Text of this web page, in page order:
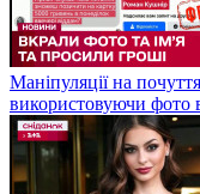
Маніпуляції на
використовуючи фото